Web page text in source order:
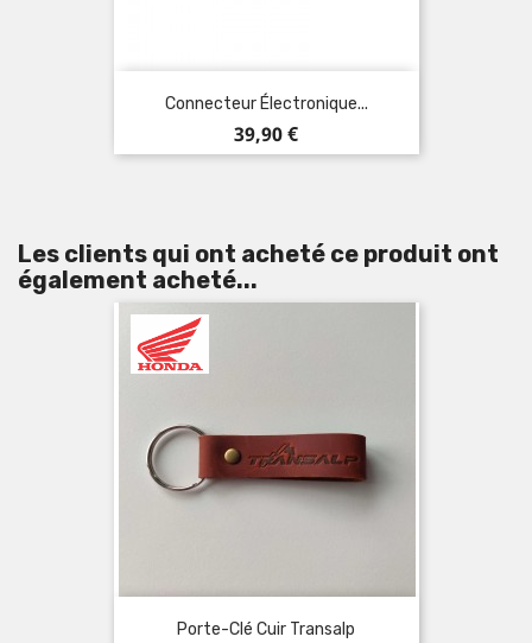
Connecteur Électronique...
Prix
39,90 €
Les clients qui ont acheté ce produit ont
également acheté...
Porte-Clé Cuir Transalp